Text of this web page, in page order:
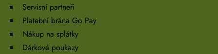
Servisní partneři
Platební brána Go Pay
Nákup na splátky
Dárkové poukazy